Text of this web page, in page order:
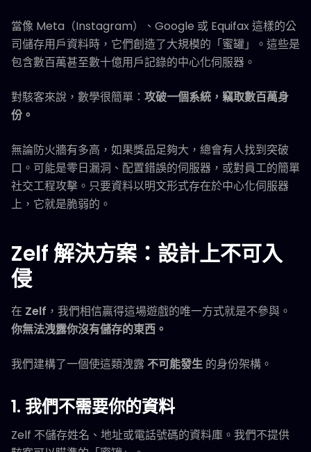
當像 Meta（Instagram）、Google 或 Equifax 這樣的公
司儲存用戶資料時，它們創造了大規模的「蜜罐」。這些是
包含數百萬甚至數十億用戶記錄的中心化伺服器。
對駭客來說，數學很簡單： 攻破一個系統，竊取數百萬身
份。
無論防火牆有多高，如果獎品足夠大，總會有人找到突破
口。可能是零日漏洞、配置錯誤的伺服器，或對員工的簡單
社交工程攻擊。只要資料以明文形式存在於中心化伺服器
上，它就是脆弱的。
Zelf 解決方案：設計上不可入
侵
在 Zelf ，我們相信贏得這場遊戲的唯一方式就是不參與。
你無法洩露你沒有儲存的東西。
我們建構了一個使這類洩露 不可能發生 的身份架構。
1. 我們不需要你的資料
Zelf 不儲存姓名、地址或電話號碼的資料庫。我們不提供